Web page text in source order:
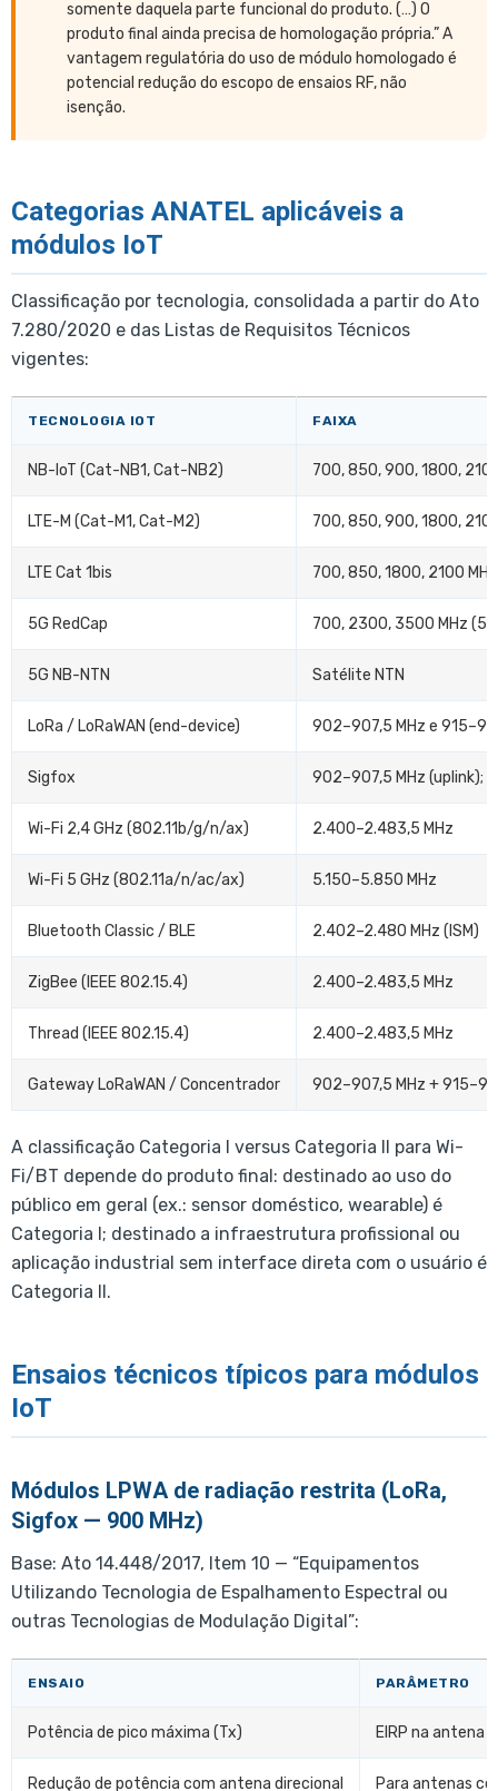
somente daquela parte funcional do produto. (…) O
produto final ainda precisa de homologação própria.” A
vantagem regulatória do uso de módulo homologado é
potencial redução do escopo de ensaios RF, não
isenção.
Categorias ANATEL aplicáveis a
módulos IoT
Classificação por tecnologia, consolidada a partir do Ato
7.280/2020 e das Listas de Requisitos Técnicos
vigentes:
TECNOLOGIA IOT FAIXA
NB-IoT (Cat-NB1, Cat-NB2) 700, 850, 900, 1800,
LTE-M (Cat-M1, Cat-M2) 700, 850, 900, 1800,
LTE Cat 1bis 700, 850, 1800, 2100 MHz
5G RedCap 700, 2300, 3500 MHz
5G NB-NTN Satélite NTN
LoRa / LoRaWAN (end-device) 902–907,5 MHz e
Sigfox 902–907,5 MHz (uplink);
Wi-Fi 2,4 GHz (802.11b/g/n/ax) 2.400–2.483,5 MHz
Wi-Fi 5 GHz (802.11a/n/ac/ax) 5.150–5.850 MHz
Bluetooth Classic / BLE 2.402–2.480 MHz (ISM)
ZigBee (IEEE 802.15.4) 2.400–2.483,5 MHz
Thread (IEEE 802.15.4) 2.400–2.483,5 MHz
Gateway LoRaWAN / Concentrador 902–907,5 MHz +
A classificação Categoria I versus Categoria II para Wi-
Fi/BT depende do produto final: destinado ao uso do
público em geral (ex.: sensor doméstico, wearable) é
Categoria I; destinado a infraestrutura profissional ou
aplicação industrial sem interface direta com o usuário é
Categoria II.
Ensaios técnicos típicos para módulos
IoT
Módulos LPWA de radiação restrita (LoRa,
Sigfox — 900 MHz)
Base: Ato 14.448/2017, Item 10 — “Equipamentos
Utilizando Tecnologia de Espalhamento Espectral ou
outras Tecnologias de Modulação Digital”:
ENSAIO PARÂMETRO
Potência de pico máxima (Tx) EIRP na antena
Redução de potência com antena direcional Para antenas